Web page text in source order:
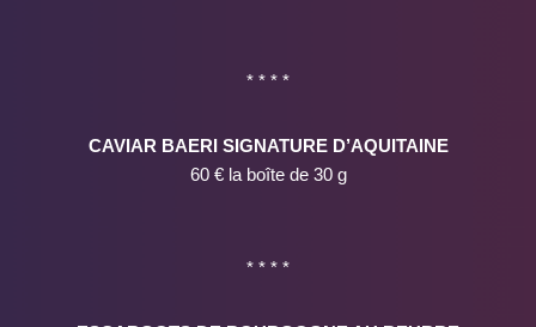
* * * *
CAVIAR BAERI SIGNATURE D’AQUITAINE
60 € la boîte de 30 g
* * * *